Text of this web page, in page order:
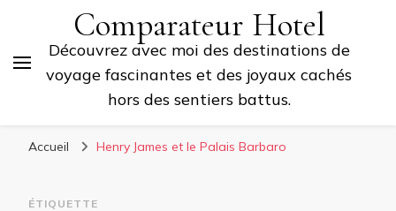
Comparateur Hotel
Découvrez avec moi des destinations de
voyage fascinantes et des joyaux cachés
hors des sentiers battus.
Accueil Henry James et le Palais Barbaro
ÉTIQUETTE